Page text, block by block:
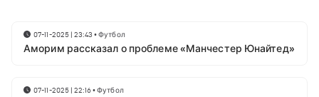
07-11-2025 | 23:43 •Футбол
Аморим рассказал о проблеме «Манчестер Юнайтед»
07-11-2025 | 22:16•Футбол